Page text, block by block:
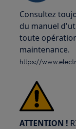
Consultez
du manuel
toute
maintenance.
https://
ATTENTION !